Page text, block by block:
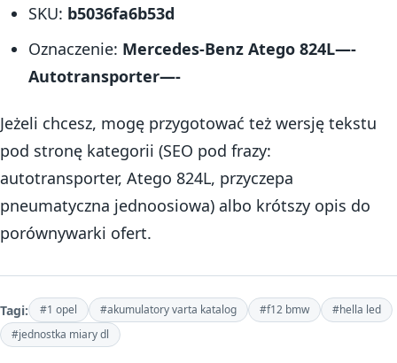
SKU: b5036fa6b53d
Oznaczenie: Mercedes-Benz Atego 824L—-
Autotransporter—-
Jeżeli chcesz, mogę przygotować też wersję tekstu
pod stronę kategorii (SEO pod frazy:
autotransporter, Atego 824L, przyczepa
pneumatyczna jednoosiowa) albo krótszy opis do
porównywarki ofert.
Tagi: #1 opel #akumulatory varta katalog #f12 bmw
#hella led
#jednostka miary dl